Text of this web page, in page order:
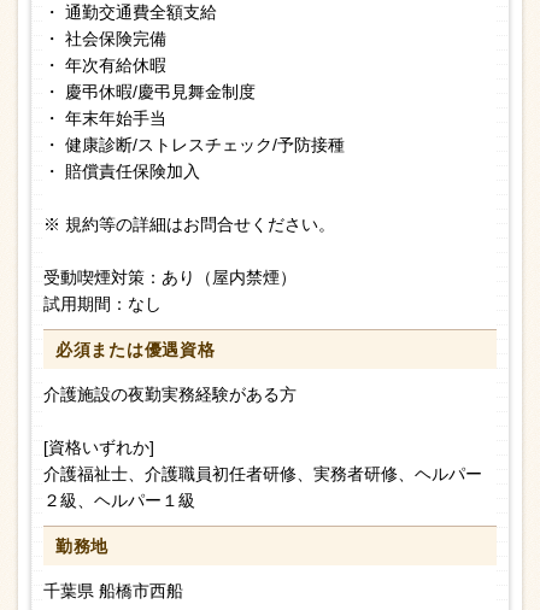
・ 通勤交通費全額支給
・ 社会保険完備
・ 年次有給休暇
・ 慶弔休暇/慶弔見舞金制度
・ 年末年始手当
・ 健康診断/ストレスチェック/予防接種
・ 賠償責任保険加入
※ 規約等の詳細はお問合せください。
受動喫煙対策：あり（屋内禁煙）
試用期間：なし
必須または優遇資格
介護施設の夜勤実務経験がある方
[資格いずれか]
介護福祉士、介護職員初任者研修、実務者研修、ヘルパー
２級、ヘルパー１級
勤務地
千葉県 船橋市西船